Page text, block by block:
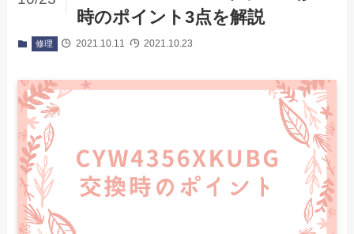
時のポイント3点を解説
修理 2021.10.11 2021.10.23